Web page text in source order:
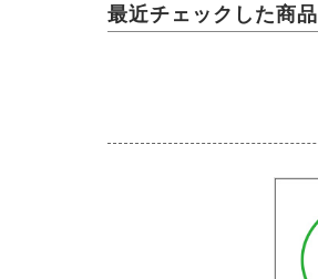
最近チェックした商品